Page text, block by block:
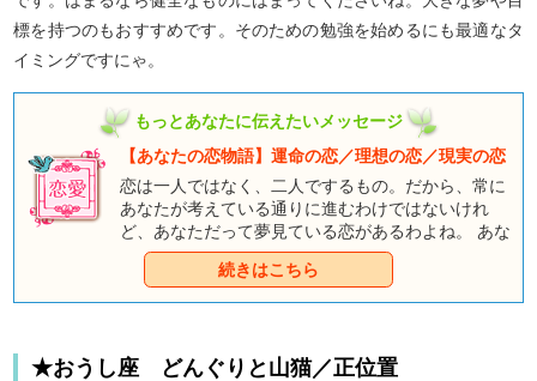
標を持つのもおすすめです。そのための勉強を始めるにも最適なタ
イミングですにゃ。
もっとあなたに伝えたいメッセージ
【あなたの恋物語】運命の恋／理想の恋／現実の恋
恋は一人ではなく、二人でするもの。だから、常に
あなたが考えている通りに進むわけではないけれ
ど、あなただって夢見ている恋があるわよね。 あな
たにとって、理想の恋とは？ そして運命の恋と
は、いったいどんな恋なのかしら。 あなたが理想と
している恋と現実、そしてあなたを幸せにしてくれ
続きはこちら
★おうし座 どんぐりと山猫／正位置